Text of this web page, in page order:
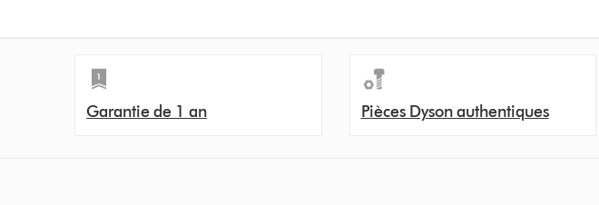
Garantie de 1 an Pièces Dyson authentiques